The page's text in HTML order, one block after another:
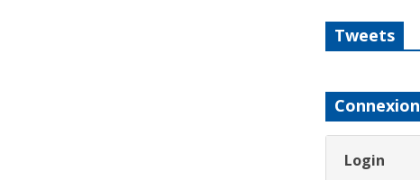
Tweets
Connexion
Login